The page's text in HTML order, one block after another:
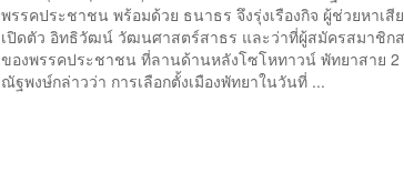
พรรคประชาชน พร้อมด้วย ธนาธร จึงรุ่งเรืองกิจ ผู้ช่วยหาเสี
เปิดตัว อิทธิวัฒน์ วัฒนศาสตร์สาธร และว่าที่ผู้สมัครสมาชิก
ของพรรคประชาชน ที่ลานด้านหลังโซโหทาวน์ พัทยาสาย 2
ณัฐพงษ์กล่าวว่า การเลือกตั้งเมืองพัทยาในวันที่ ...